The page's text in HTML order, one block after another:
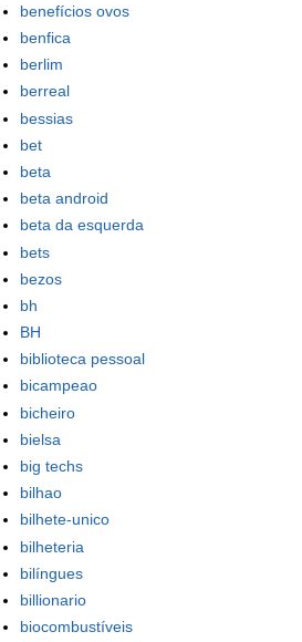
benefícios ovos
benfica
berlim
berreal
bessias
bet
beta
beta android
beta da esquerda
bets
bezos
bh
BH
biblioteca pessoal
bicampeao
bicheiro
bielsa
big techs
bilhao
bilhete-unico
bilheteria
bilíngues
billionario
biocombustíveis